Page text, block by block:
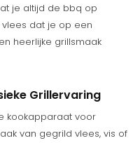
je altijd de bbq op
vlees dat je op een
heerlijke grillsmaak
Grillervaring
kookapparaat voor
van gegrild vlees, vis of